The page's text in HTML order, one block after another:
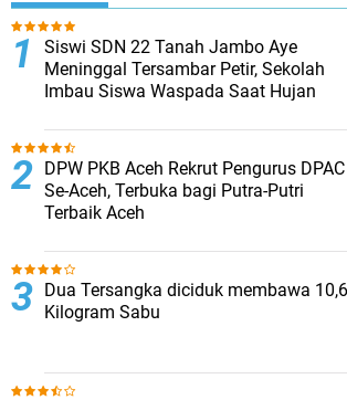
Siswi SDN 22 Tanah Jambo Aye
Meninggal Tersambar Petir, Sekolah
Imbau Siswa Waspada Saat Hujan
DPW PKB Aceh Rekrut Pengurus DPAC
Se-Aceh, Terbuka bagi Putra-Putri
Terbaik Aceh
Dua Tersangka diciduk membawa 10,6
Kilogram Sabu